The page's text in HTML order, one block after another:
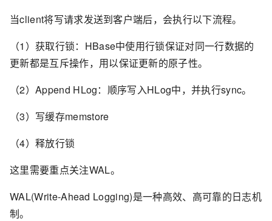
当client将写请求发送到客户端后，会执行以下流程。
（1）获取行锁：HBase中使用行锁保证对同一行数据的
更新都是互斥操作，用以保证更新的原子性。
（2）Append HLog：顺序写入HLog中，并执行sync。
（3）写缓存memstore
（4）释放行锁
这里需要重点关注WAL。
WAL(Write-Ahead Logging)是一种高效、高可靠的日志机
制。